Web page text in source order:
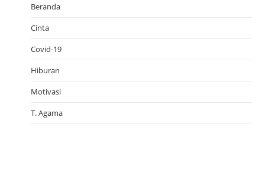
Beranda
Cinta
Covid-19
Hiburan
Motivasi
T. Agama